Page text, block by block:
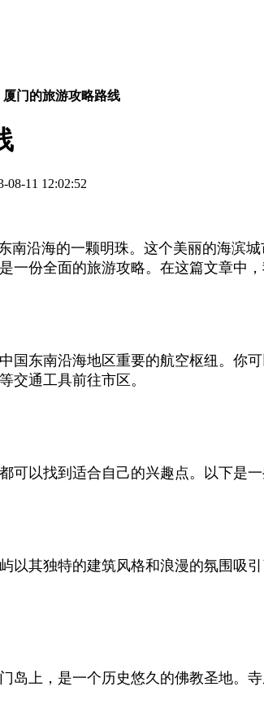
厦门的旅游攻略路线
08-11 12:02:52
南沿海的一颗明珠。这个美丽的海滨
一份全面的旅游攻略。在这篇文章中
国东南沿海地区重要的航空枢纽。你
交通工具前往市区。
可以找到适合自己的兴趣点。以下是一
以其独特的建筑风格和浪漫的氛围吸
岛上，是一个历史悠久的佛教圣地。